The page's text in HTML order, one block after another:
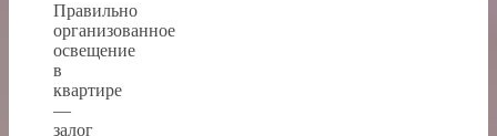
Правильно
организованное
освещение
в
квартире
—
залог